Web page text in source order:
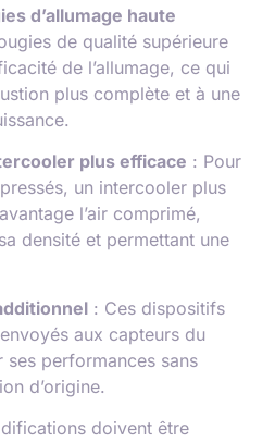
d’allumage haute
de qualité supérieure
de l’allumage, ce qui
plus complète et à une
plus efficace : Pour
un intercooler plus
l’air comprimé,
densité et permettant une
: Ces dispositifs
aux capteurs du
performances sans
d’origine.
doivent être